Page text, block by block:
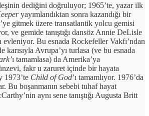
dediğini doğruluyor; 1965’te, yazar ilk
yayımlandıktan sonra kazandığı bir
gitmek üzere transatlantik yolcu gemisi
ve gemide tanıştığı dansöz Annie DeLisle
Bu esnada Rockefeller Vakfı’ndan
karısıyla Avrupa’yı turlasa (ve bu esnada
ı tamamlasa) da Amerika’ya
fakr u zaruret içinde bir hayata
1973’te Child of God’ı tamamlıyor. 1976’da
Bu boşanmanın sebebi tuhaf hayat
aynı sene tanıştığı Augusta Britt